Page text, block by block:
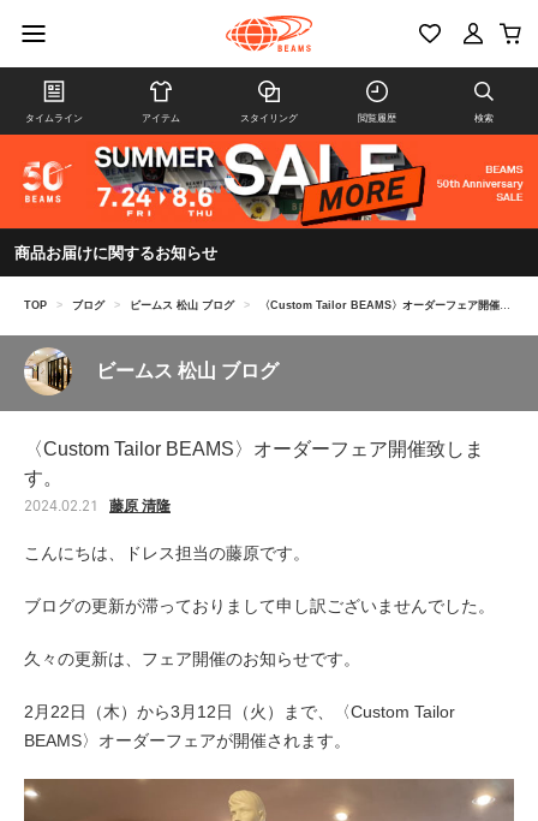
タイムライン アイテム スタイリング 閲覧履歴 検索
商品お届けに関するお知らせ
TOP > ブログ > ビームス 松山 ブログ > 〈Custom Tailor BEAMS〉オーダーフェア開催致します。
ビームス 松山 ブログ
〈Custom Tailor BEAMS〉オーダーフェア開催致しま
す。
2024.02.21 藤原 清隆
こんにちは、ドレス担当の藤原です。
ブログの更新が滞っておりまして申し訳ございませんでした。
久々の更新は、フェア開催のお知らせです。
2月22日（木）から3月12日（火）まで、〈Custom Tailor
BEAMS〉オーダーフェアが開催されます。